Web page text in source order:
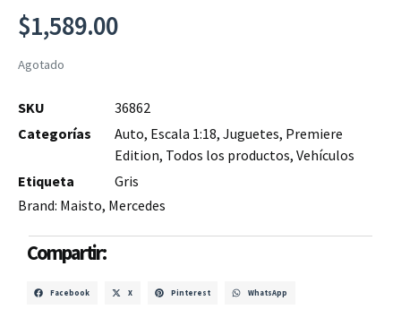
$1,589.00
Agotado
SKU
36862
Categorías
Auto, Escala 1:18, Juguetes, Premiere
Edition, Todos los productos, Vehículos
Etiqueta
Gris
Brand: Maisto, Mercedes
Compartir:
Facebook X Pinterest WhatsApp